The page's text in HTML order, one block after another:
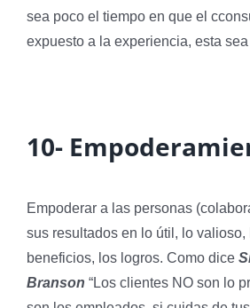
sea poco el tiempo en que el
expuesto a la experiencia, esta
10-
Empoderar a las personas
sus resultados en lo útil, lo
beneficios, los logros. Como dice
Branson “Los clientes NO son lo